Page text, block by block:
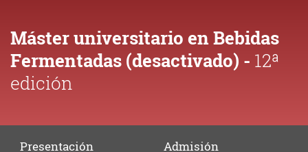
Máster universitario en Bebidas
Fermentadas (desactivado) - 12ª
edición
Presentación
Admisión